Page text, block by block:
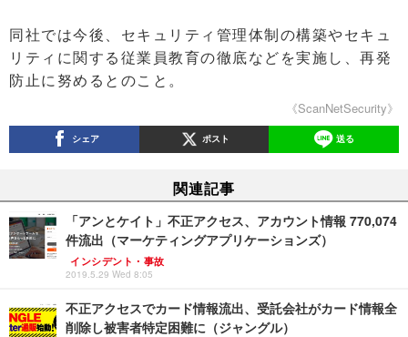
同社では今後、セキュリティ管理体制の構築やセキュ
リティに関する従業員教育の徹底などを実施し、再発
防止に努めるとのこと。
《ScanNetSecurity》
シェア ポスト 送る
関連記事
「アンとケイト」不正アクセス、アカウント情報 770,074
件流出（マーケティングアプリケーションズ）
インシデント・事故
2019.5.29 Wed 8:05
不正アクセスでカード情報流出、受託会社がカード情報全
削除し被害者特定困難に（ジャングル）